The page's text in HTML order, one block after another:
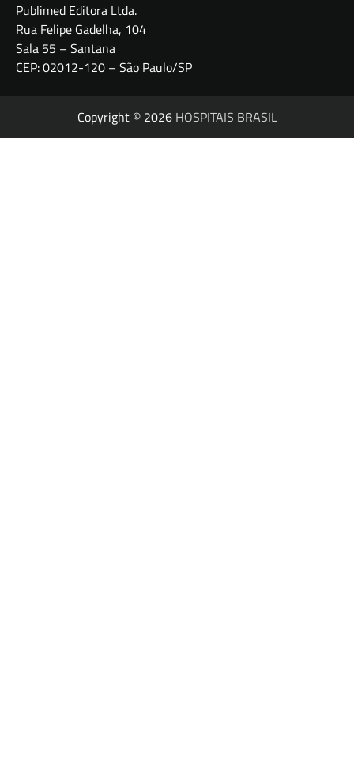
Publimed Editora Ltda.
Rua Felipe Gadelha, 104
Sala 55 – Santana
CEP: 02012-120 – São Paulo/SP
Copyright © 2026 HOSPITAIS BRASIL